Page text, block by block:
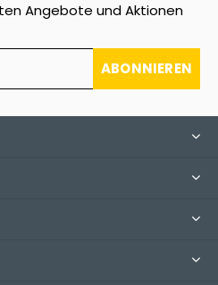
Angebote und Aktionen
ABONNIEREN